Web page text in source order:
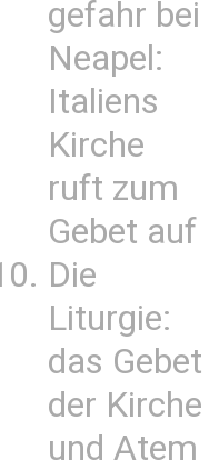
gefahr bei
Neapel:
Italiens
Kirche
ruft zum
Gebet auf
Die
Liturgie:
das Gebet
der Kirche
und Atem